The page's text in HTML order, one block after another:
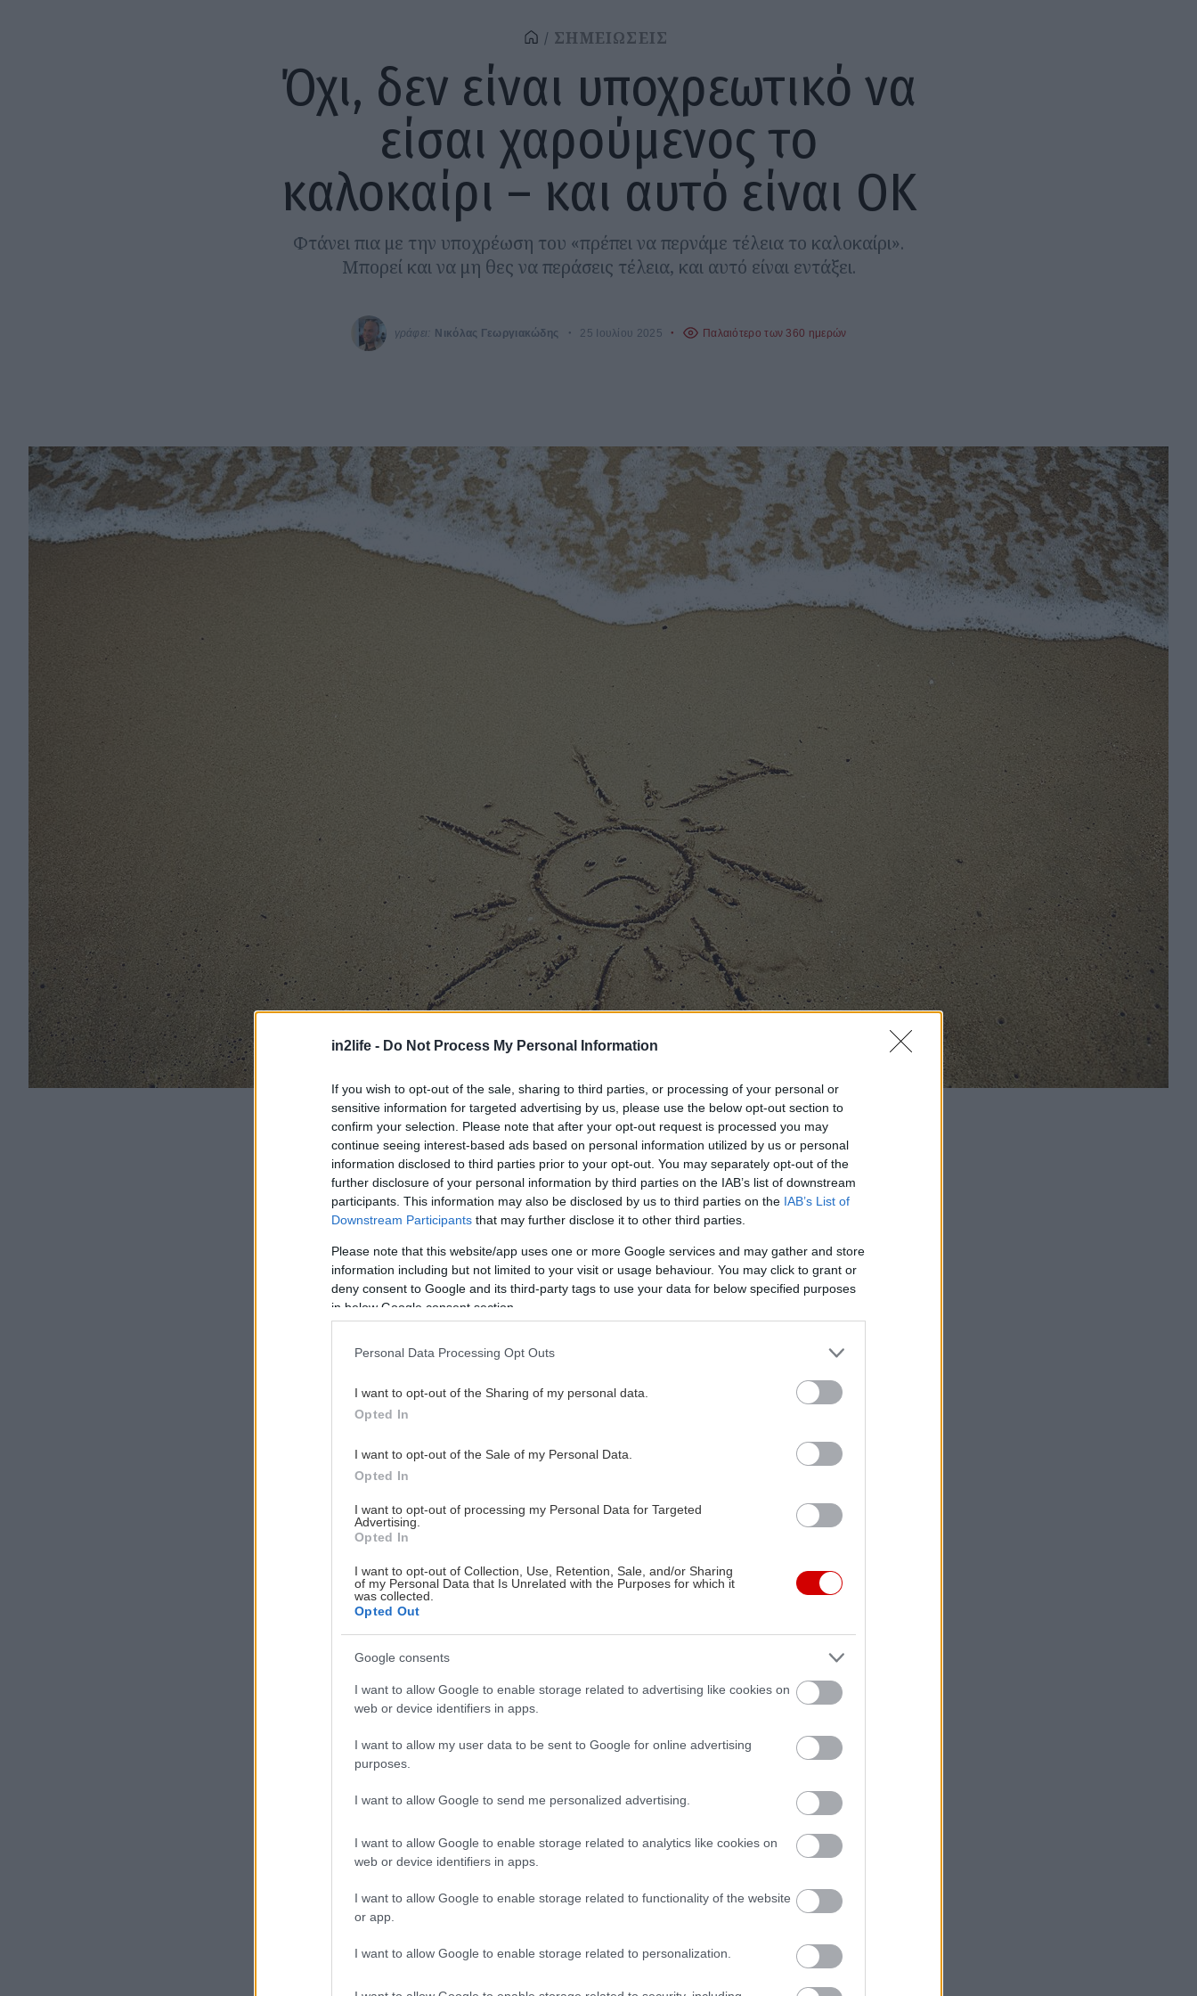
in2life - Do Not Process My Personal Information
If you wish to opt-out of the sale, sharing to third parties, or processing of your personal or
sensitive information for targeted advertising by us, please use the below opt-out section to
confirm your selection. Please note that after your opt-out request is processed you may
continue seeing interest-based ads based on personal information utilized by us or personal
information disclosed to third parties prior to your opt-out. You may separately opt-out of the
further disclosure of your personal information by third parties on the IAB’s list of downstream
participants. This information may also be disclosed by us to third parties on the IAB’s List of
Downstream Participants that may further disclose it to other third parties.
Please note that this website/app uses one or more Google services and may gather and store
information including but not limited to your visit or usage behaviour. You may click to grant or
deny consent to Google and its third-party tags to use your data for below specified purposes
in below Google consent section.
Personal Data Processing Opt Outs
I want to opt-out of the Sharing of my personal data.
Opted In
I want to opt-out of the Sale of my Personal Data.
Opted In
I want to opt-out of processing my Personal Data for Targeted
Advertising.
Opted In
I want to opt-out of Collection, Use, Retention, Sale, and/or Sharing
of my Personal Data that Is Unrelated with the Purposes for which it
was collected.
Opted Out
Google consents
I want to allow Google to enable storage related to advertising like cookies on
web or device identifiers in apps.
I want to allow my user data to be sent to Google for online advertising
purposes.
I want to allow Google to send me personalized advertising.
I want to allow Google to enable storage related to analytics like cookies on
web or device identifiers in apps.
I want to allow Google to enable storage related to functionality of the website
or app.
I want to allow Google to enable storage related to personalization.
ΣΗΜΕΙΩΣΕΙΣ
Όχι, δεν είναι υποχρεωτικό να
είσαι χαρούμενος το
καλοκαίρι – και αυτό είναι ΟΚ
Φτάνει πια με την υποχρέωση του «πρέπει να περνάμε τέλεια το καλοκαίρι».
Μπορεί και να μη θες να περάσεις τέλεια, και αυτό είναι εντάξει.
γράφει: Νικόλας Γεωργιακώδης 25 Ιουλίου 2025 Παλαιότερο των 360 ημερών
Κ
κοκτέιλ ανά χείρας, των διακοπών, της ανεμελιάς και των εξωτικών
παραλιών.
την καλοκαιρινή φασούλα όπως όλοι, αισθάνεσαι πίεση; Όταν νιώθεις ότι «θα
έπρεπε» να περνάς τέλεια, αλλά το μόνο που αισθάνεσαι είναι ενοχή γιατί δεν το
Η αλήθεια είναι πως υπάρχειένα ενοχλητικά καταπιεστικό μοτίβο γύρω από το
ότι οφείλεις να είσαι κοινωνικός, ευτυχισμένος, γεμάτος εμπειρίες,